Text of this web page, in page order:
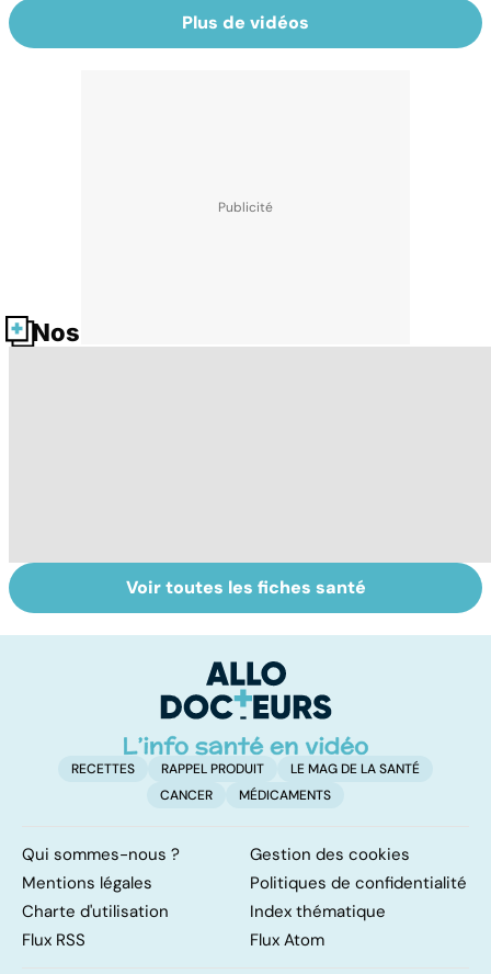
Plus de vidéos
Nos fiches santé
Laboratoires,
bienfaiteurs ou
Tout savoir sur
les infections
Voir toutes les fiches santé
RECETTES RAPPEL PRODUIT
LE MAG DE LA SANTÉ
CANCER
MÉDICAMENTS
Qui sommes-nous ?
Gestion des cookies
Mentions légales
Politiques de confidentialité
Charte d'utilisation
Index thématique
Flux RSS
Flux Atom